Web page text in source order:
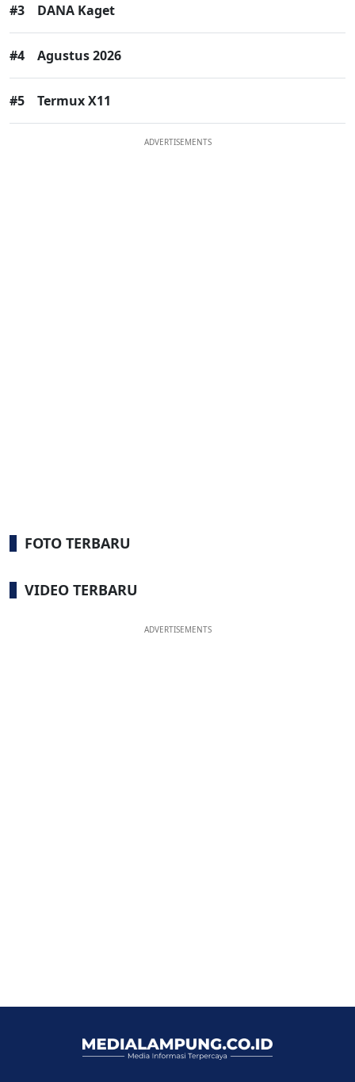
#3 DANA Kaget
#4 Agustus 2026
#5 Termux X11
ADVERTISEMENTS
FOTO TERBARU
VIDEO TERBARU
ADVERTISEMENTS